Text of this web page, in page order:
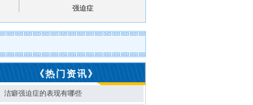
强迫症
《热门资讯》
洁癖强迫症的表现有哪些